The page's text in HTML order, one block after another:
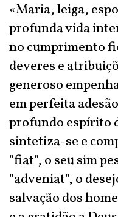
«Maria, leiga,
profunda vida
no cumprimento
deveres e
generoso
em perfeita
profundo espírito
sintetiza-se e
"fiat", o seu sim
"adveniat", o
salvação dos